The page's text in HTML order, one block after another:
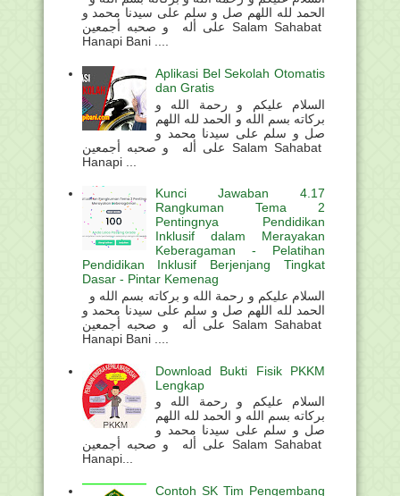
الحمد لله اللهم صل و سلم على سيدنا محمد و
على أله و صحبه أجمعين Salam Sahabat
Hanapi Bani ....
Aplikasi Bel Sekolah Otomatis
dan Gratis
السلام عليكم و رحمة الله و
بركاته بسم الله و الحمد لله اللهم
صل و سلم على سيدنا محمد و
على أله و صحبه أجمعين Salam Sahabat
Hanapi ...
Kunci Jawaban 4.17
Rangkuman Tema 2
Pentingnya Pendidikan
Inklusif dalam Merayakan
Keberagaman - Pelatihan
Pendidikan Inklusif Berjenjang Tingkat
Dasar - Pintar Kemenag
الحمد لله اللهم صل و سلم على سيدنا محمد و
على أله و صحبه أجمعين Salam Sahabat
Hanapi Bani ....
Download Bukti Fisik PKKM
Lengkap
السلام عليكم و رحمة الله و
بركاته بسم الله و الحمد لله اللهم
صل و سلم على سيدنا محمد و
على أله و صحبه أجمعين Salam Sahabat
Hanapi...
Contoh SK Tim Pengembang